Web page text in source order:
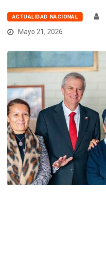
ACTUALIDAD NACIONAL
Mayo 21, 2026